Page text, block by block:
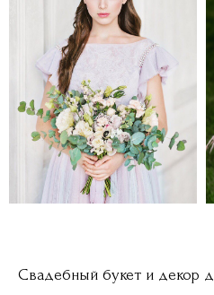
Свадебный букет и декор